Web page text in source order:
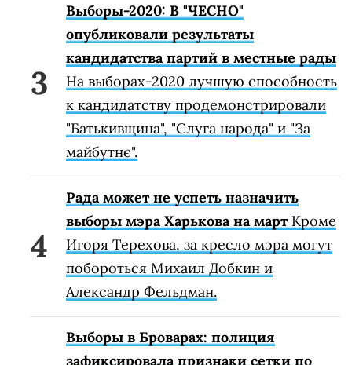
Выборы-2020: В "ЧЕСНО"
опубликовали результаты
кандидатства партий в местные рады
На выборах-2020 лучшую способность
к кандидатству продемонстрировали
"Батькивщина", "Слуга народа" и "За
майбутнє".
Рада может не успеть назначить
выборы мэра Харькова на мартКроме
Игоря Терехова, за кресло мэра могут
побороться Михаил Добкин и
Александр Фельдман.
Выборы в Броварах: полиция
зафиксировала признаки сетки по